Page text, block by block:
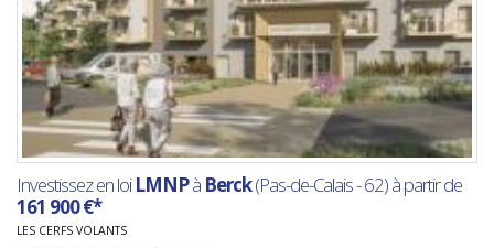
Investissez en loiLMNPà Berck(Pas-de-Calais - 62) à partir de
161 900 €*
LES CERFS VOLANTS